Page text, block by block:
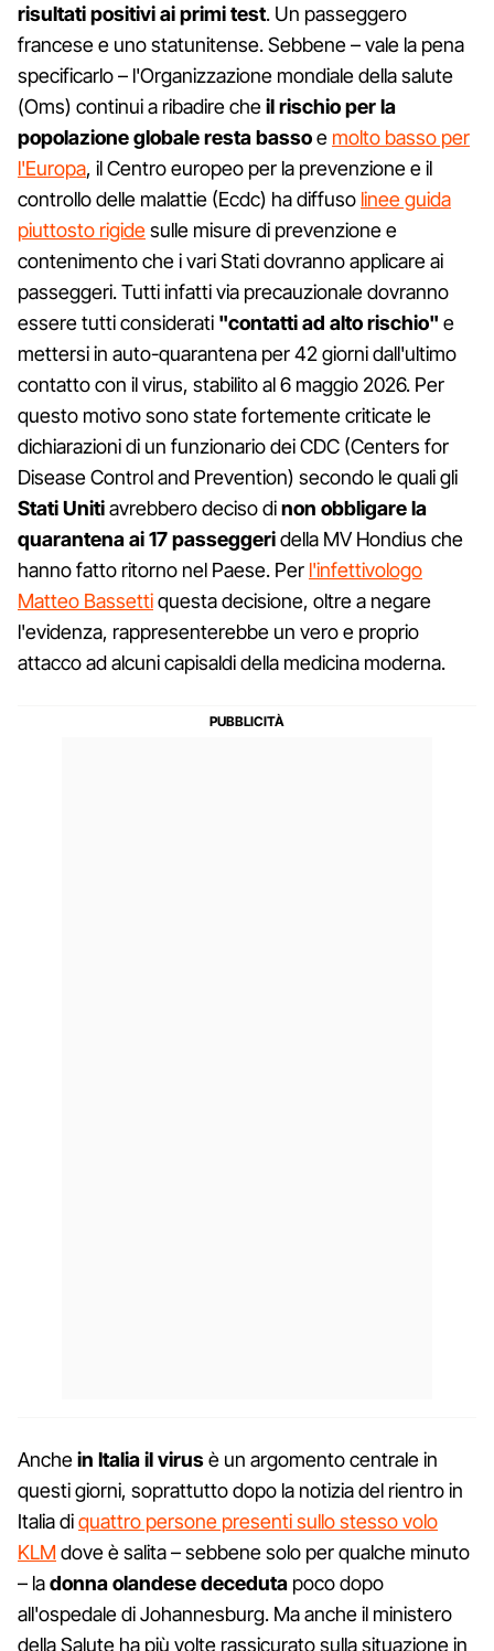
risultati positivi ai primi test. Un passeggero
francese e uno statunitense. Sebbene – vale la pena
specificarlo – l'Organizzazione mondiale della salute
(Oms) continui a ribadire cheil rischio per la
popolazione globale resta bassoe molto basso per
l'Europa, il Centro europeo per la prevenzione e il
controllo delle malattie (Ecdc) ha diffuso linee guida
piuttosto rigidesulle misure di prevenzione e
contenimento che i vari Stati dovranno applicare ai
passeggeri. Tutti infatti via precauzionale dovranno
essere tutti considerati "contatti ad alto rischio" e
mettersi in auto-quarantena per 42 giorni dall'ultimo
contatto con il virus, stabilito al 6 maggio 2026. Per
questo motivo sono state fortemente criticate le
dichiarazioni di un funzionario dei CDC (Centers for
Disease Control and Prevention) secondo le quali gli
Stati Unitiavrebbero deciso dinon obbligare la
quarantena ai 17 passeggeridella MV Hondius che
hanno fatto ritorno nel Paese. Per l'infettivologo
Matteo Bassettiquesta decisione, oltre a negare
l'evidenza, rappresenterebbe un vero e proprio
attacco ad alcuni capisaldi della medicina moderna.
Anchein Italia il virusè un argomento centrale in
questi giorni, soprattutto dopo la notizia del rientro in
Italia diquattro persone presenti sullo stesso volo
KLM dove è salita – sebbene solo per qualche minuto
– ladonna olandese deceduta poco dopo
all'ospedale di Johannesburg. Ma anche il ministero
della Salute ha più volte rassicurato sulla situazione in